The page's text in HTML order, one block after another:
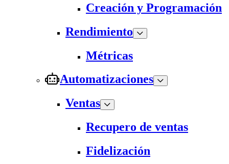
Creación y Programación
Rendimiento
Métricas
Automatizaciones
Ventas
Recupero de ventas
Fidelización